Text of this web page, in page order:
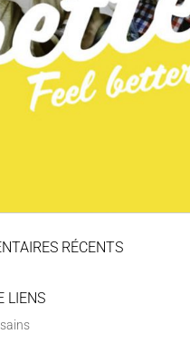
RÉCENTS
LIENS